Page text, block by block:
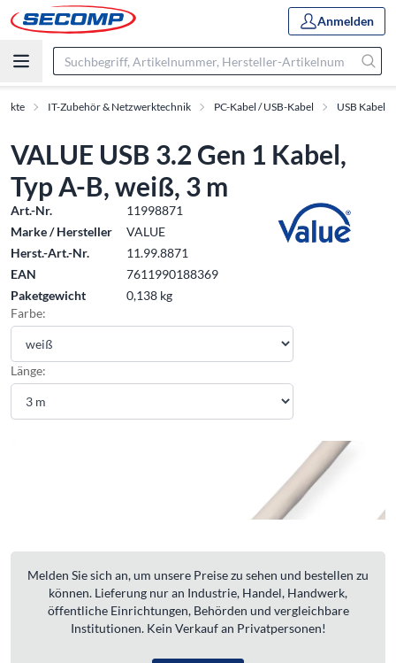
Anmelden
IT-Zubehör & Netzwerktechnik PC-Kabel / USB-Kabel USB Kabel
VALUE USB 3.2 Gen 1 Kabel,
Typ A-B, weiß, 3 m
Art.-Nr.
11998871
Marke / Hersteller
VALUE
Herst.-Art.-Nr.
11.99.8871
EAN
7611990188369
Paketgewicht
0,138 kg
Farbe:
Länge:
Melden Sie sich an, um unsere Preise zu sehen und bestellen zu
können. Lieferung nur an Industrie, Handel, Handwerk,
öffentliche Einrichtungen, Behörden und vergleichbare
Institutionen. Kein Verkauf an Privatpersonen!